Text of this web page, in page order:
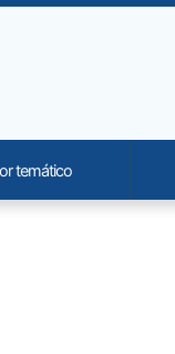
temático